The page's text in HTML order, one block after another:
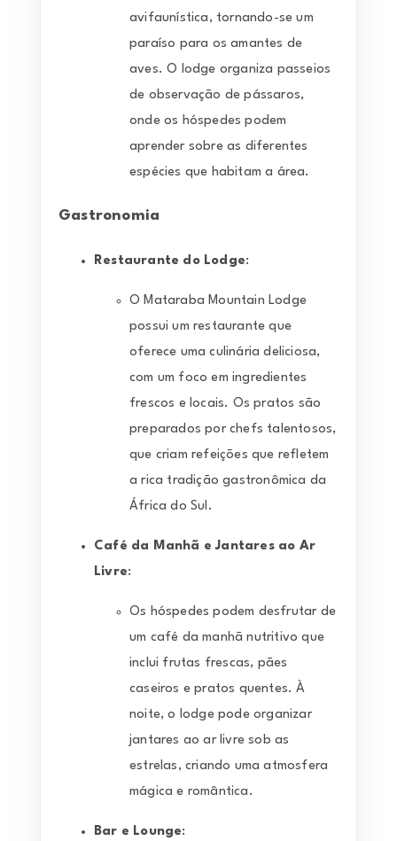
avifaunística, tornando-se um
paraíso para os amantes de
aves. O lodge organiza passeios
de observação de pássaros,
onde os hóspedes podem
aprender sobre as diferentes
espécies que habitam a área.
Gastronomia
Restaurante do Lodge:
O Mataraba Mountain Lodge
possui um restaurante que
oferece uma culinária deliciosa,
com um foco em ingredientes
frescos e locais. Os pratos são
preparados por chefs talentosos,
que criam refeições que refletem
a rica tradição gastronômica da
África do Sul.
Café da Manhã e Jantares ao Ar
Livre:
Os hóspedes podem desfrutar de
um café da manhã nutritivo que
inclui frutas frescas, pães
caseiros e pratos quentes. À
noite, o lodge pode organizar
jantares ao ar livre sob as
estrelas, criando uma atmosfera
mágica e romântica.
Bar e Lounge: